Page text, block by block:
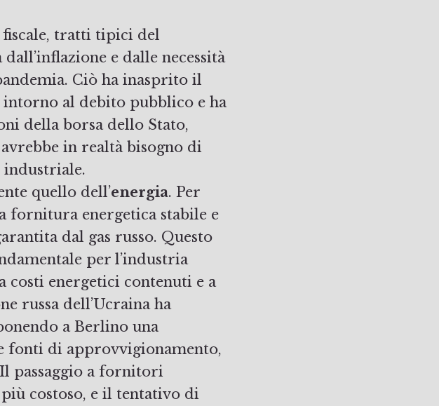
tratti tipici del
e dalle necessità
Ciò ha inasprito il
intorno al debito pubblico e ha
della borsa dello Stato,
in realtà bisogno di
industriale.
quello dell’energia. Per
fornitura energetica stabile e
dal gas russo. Questo
per l’industria
costi energetici contenuti e a
russa dell’Ucraina ha
a Berlino una
fonti di approvvigionamento,
passaggio a fornitori
costoso, e il tentativo di